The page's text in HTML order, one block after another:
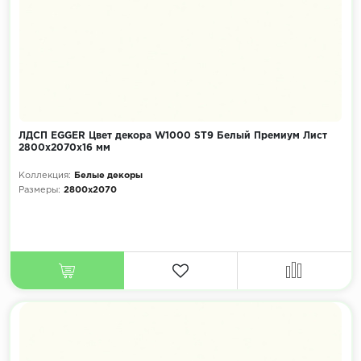
ЛДСП EGGER Цвет декора W1000 ST9 Белый Премиум Лист
2800x2070х16 мм
Коллекция:
Белые декоры
Размеры: 2800x2070